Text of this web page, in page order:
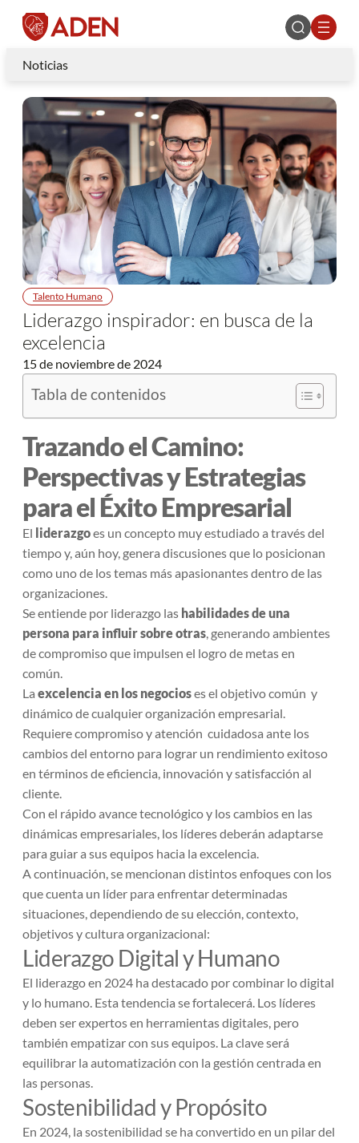
Noticias
Talento Humano
Liderazgo inspirador: en busca de la
excelencia
15 de noviembre de 2024
Tabla de contenidos
Trazando el Camino:
Perspectivas y Estrategias
para el Éxito Empresarial
El liderazgoes un concepto muy estudiado a través del
tiempo y, aún hoy, genera discusiones que lo posicionan
como uno de los temas más apasionantes dentro de las
organizaciones.
Se entiende por liderazgo las habilidades de una
persona para influir sobre otras, generando ambientes
de compromiso que impulsen el logro de metas en
común.
La excelencia en los negocioses el objetivo común y
dinámico de cualquier organización empresarial.
Requiere compromiso y atención cuidadosa ante los
cambios del entorno para lograr un rendimiento exitoso
en términos de eficiencia, innovación y satisfacción al
cliente.
Con el rápido avance tecnológico y los cambios en las
dinámicas empresariales, los líderes deberán adaptarse
para guiar a sus equipos hacia la excelencia.
A continuación, se mencionan distintos enfoques con los
que cuenta un líder para enfrentar determinadas
situaciones, dependiendo de su elección, contexto,
objetivos y cultura organizacional:
Liderazgo Digital y Humano
El liderazgo en 2024 ha destacado por combinar lo digital
y lo humano. Esta tendencia se fortalecerá. Los líderes
deben ser expertos en herramientas digitales, pero
también empatizar con sus equipos. La clave será
equilibrar la automatización con la gestión centrada en
las personas.
Sostenibilidad y Propósito
En 2024, la sostenibilidad se ha convertido en un pilar del